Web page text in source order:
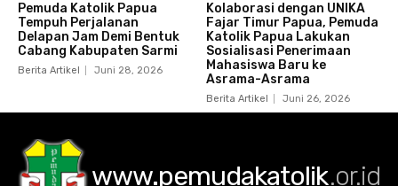
Pemuda Katolik Papua
Tempuh Perjalanan
Delapan Jam Demi Bentuk
Cabang Kabupaten Sarmi
Berita Artikel Juni 28, 2026
Kolaborasi dengan UNIKA
Fajar Timur Papua, Pemuda
Katolik Papua Lakukan
Sosialisasi Penerimaan
Mahasiswa Baru ke
Asrama-Asrama
Berita Artikel Juni 26, 2026
www.pemudakatolik.or.id